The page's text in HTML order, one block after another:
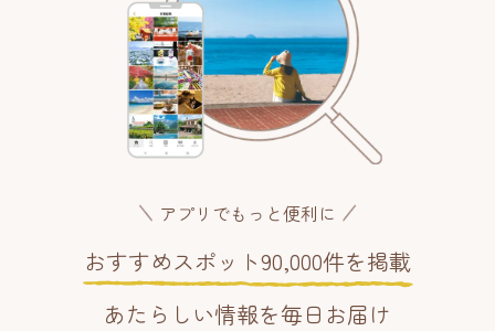
アプリでもっと便利に
おすすめスポット90,000件を掲載
あたらしい情報を毎日お届け